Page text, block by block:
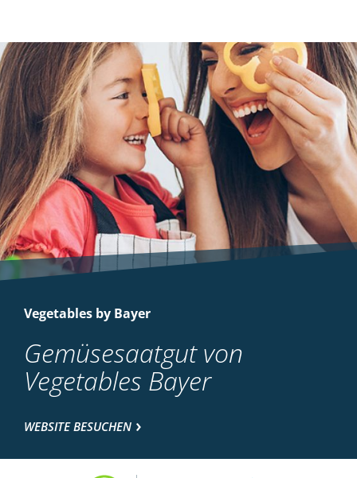
und Dinkel) und Sommergetreide
(Sommerweichweizen, -gerste und -
hartweizen)
MEHR
Vegetables by Bayer
Gemüsesaatgut von
Vegetables Bayer
WEBSITE BESUCHEN